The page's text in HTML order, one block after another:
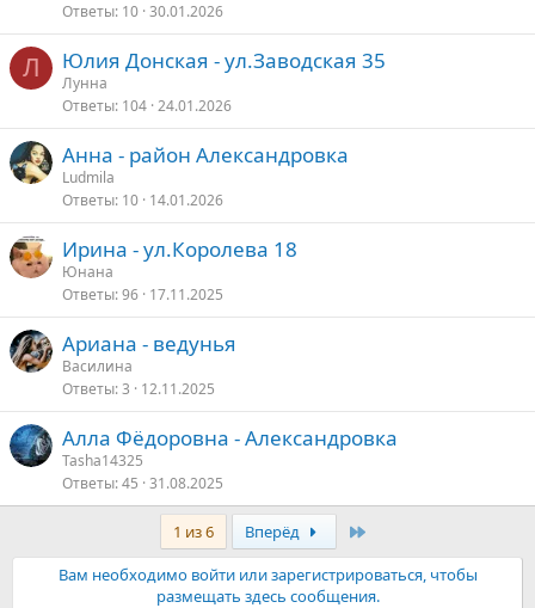
Ответы 10 30.01.2026
Л Юлия Донская - ул.Заводская 35
Лунна
Ответы 104 24.01.2026
Анна - район Александровка
Ludmila
Ответы 10 14.01.2026
Ирина - ул.Королева 18
Юнана
Ответы 96 17.11.2025
Ариана - ведунья
Василина
Ответы 3 12.11.2025
Алла Фёдоровна - Александровка
Tasha14325
Ответы 45 31.08.2025
1 из 6 Вперёд
Вам необходимо войти или зарегистрироваться, чтобы
размещать здесь сообщения.